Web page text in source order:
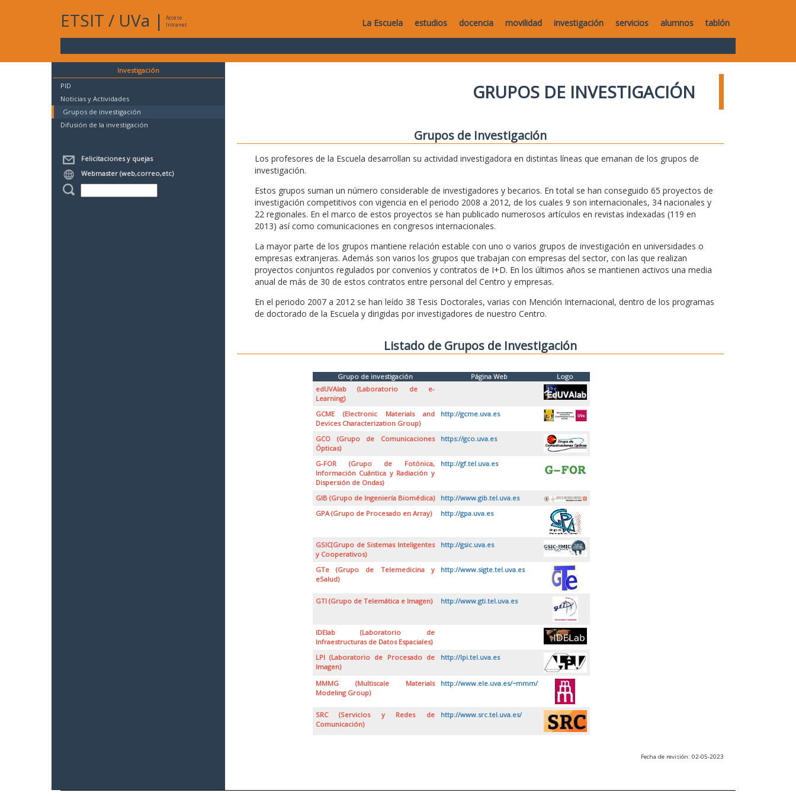
ETSIT / UVa |
Acceso
Intranet
La Escuela estudios docencia movilidad investigación servicios alumnos tablón
Investigación
PID
Noticias y Actividades
Grupos de investigación
Difusión de la investigación
Felicitaciones y quejas
Webmaster (web,correo,etc)
GRUPOS DE INVESTIGACIÓN
Grupos de Investigación
Los profesores de la Escuela desarrollan su actividad investigadora en distintas líneas que emanan de los grupos de
investigación.
Estos grupos suman un número considerable de investigadores y becarios. En total se han conseguido 65 proyectos de
investigación competitivos con vigencia en el periodo 2008 a 2012, de los cuales 9 son internacionales, 34 nacionales y
22 regionales. En el marco de estos proyectos se han publicado numerosos artículos en revistas indexadas (119 en
2013) así como comunicaciones en congresos internacionales.
La mayor parte de los grupos mantiene relación estable con uno o varios grupos de investigación en universidades o
empresas extranjeras. Además son varios los grupos que trabajan con empresas del sector, con las que realizan
proyectos conjuntos regulados por convenios y contratos de I+D. En los últimos años se mantienen activos una media
anual de más de 30 de estos contratos entre personal del Centro y empresas.
En el periodo 2007 a 2012 se han leído 38 Tesis Doctorales, varias con Mención Internacional, dentro de los programas
de doctorado de la Escuela y dirigidas por investigadores de nuestro Centro.
Listado de Grupos de Investigación
Grupo de investigación Página Web
Logo
edUVAlab (Laboratorio de e-
Learning)
GCME (Electronic Materials and
Devices Characterization Group)
http://gcme.uva.es
GCO (Grupo de Comunicaciones
Ópticas)
https://gco.uva.es
G-FOR (Grupo de Fotónica,
Información Cuántica y Radiación y
Dispersión de Ondas)
http://gf.tel.uva.es
GIB (Grupo de Ingeniería Biomédica)
http://www.gib.tel.uva.es
GPA (Grupo de Procesado en Array)
http://gpa.uva.es
GSIC(Grupo de Sistemas Inteligentes
y Cooperativos)
http://gsic.uva.es
GTe (Grupo de Telemedicina y
eSalud)
http://www.sigte.tel.uva.es
GTI (Grupo de Telemática e Imagen) http://www.gti.tel.uva.es
IDElab (Laboratorio de
Infraestructuras de Datos Espaciales)
LPI (Laboratorio de Procesado de
Imagen)
http://lpi.tel.uva.es
MMMG (Multiscale Materials
Modeling Group)
http://www.ele.uva.es/~mmm/
SRC (Servicios y Redes de
Comunicación)
http://www.src.tel.uva.es/
Fecha de revisión: 02-05-2023